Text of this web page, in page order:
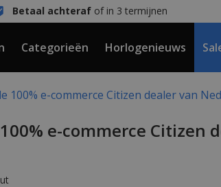
Betaal achterafof in 3 termijnen
Categorieën Horlogenieuws
100% e-commerce Citizen dealer van
e-commerce Citizen